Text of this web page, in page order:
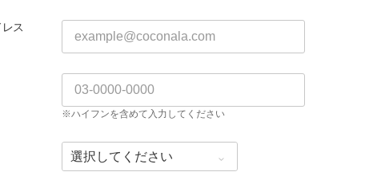
レス
※ハイフンを含めて入力してください